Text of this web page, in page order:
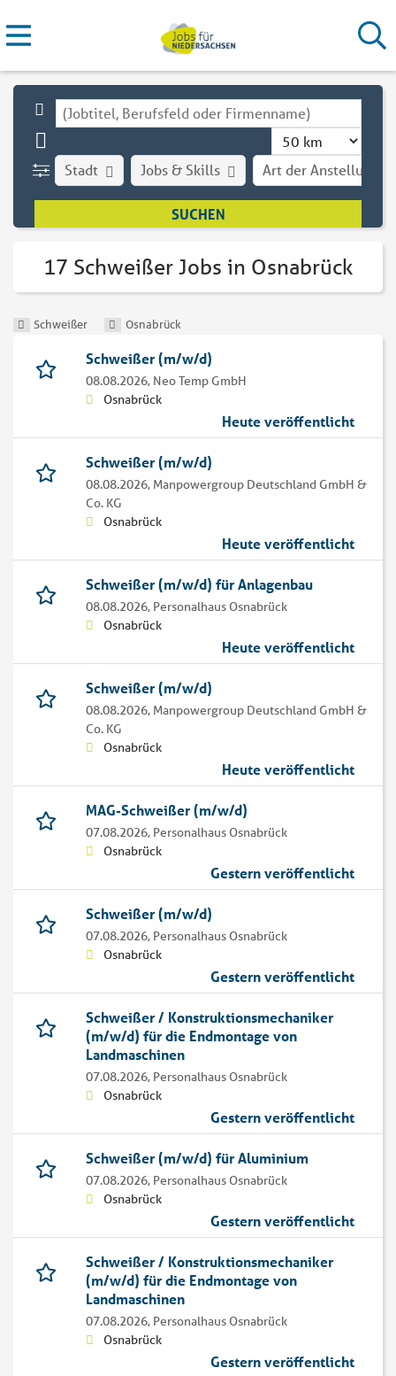
Stadt Art der Anstellung
Jobs & Skills
17 Schweißer Jobs in Osnabrück
Schweißer Osnabrück
Schweißer (m/w/d)
08.08.2026, Neo Temp GmbH
Osnabrück
Heute veröffentlicht
Schweißer (m/w/d)
08.08.2026, Manpowergroup Deutschland GmbH &
Co. KG
Osnabrück
Heute veröffentlicht
Schweißer (m/w/d) für Anlagenbau
08.08.2026, Personalhaus Osnabrück
Osnabrück
Heute veröffentlicht
Schweißer (m/w/d)
08.08.2026, Manpowergroup Deutschland GmbH &
Co. KG
Osnabrück
Heute veröffentlicht
MAG-Schweißer (m/w/d)
07.08.2026, Personalhaus Osnabrück
Osnabrück
Gestern veröffentlicht
Schweißer (m/w/d)
07.08.2026, Personalhaus Osnabrück
Osnabrück
Gestern veröffentlicht
Schweißer / Konstruktionsmechaniker
(m/w/d) für die Endmontage von
Landmaschinen
07.08.2026, Personalhaus Osnabrück
Osnabrück
Gestern veröffentlicht
Schweißer (m/w/d) für Aluminium
07.08.2026, Personalhaus Osnabrück
Osnabrück
Gestern veröffentlicht
Schweißer / Konstruktionsmechaniker
(m/w/d) für die Endmontage von
Landmaschinen
07.08.2026, Personalhaus Osnabrück
Osnabrück
Gestern veröffentlicht